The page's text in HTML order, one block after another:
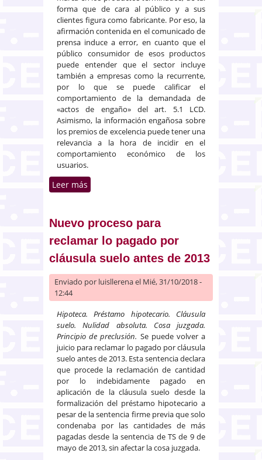
forma que de cara al público y a sus
clientes figura como fabricante. Por eso, la
afirmación contenida en el comunicado de
prensa induce a error, en cuanto que el
público consumidor de esos productos
puede entender que el sector incluye
también a empresas como la recurrente,
por lo que se puede calificar el
comportamiento de la demandada de
«actos de engaño» del art. 5.1 LCD.
Asimismo, la información engañosa sobre
los premios de excelencia puede tener una
relevancia a la hora de incidir en el
comportamiento económico de los
usuarios.
Leer más
induce a error e incide en el
comportamiento de los usuarios
Nuevo proceso para
reclamar lo pagado por
cláusula suelo antes de 2013
Enviado por luisllerenael Mié, 31/10/2018 -
12:44
Hipoteca. Préstamo hipotecario. Cláusula
suelo. Nulidad absoluta. Cosa juzgada.
Principio de preclusión. Se puede volver a
juicio para reclamar lo pagado por cláusula
suelo antes de 2013. Esta sentencia declara
que procede la reclamación de cantidad
por lo indebidamente pagado en
aplicación de la cláusula suelo desde la
formalización del préstamo hipotecario a
pesar de la sentencia firme previa que solo
condenaba por las cantidades de más
pagadas desde la sentencia de TS de 9 de
mayo de 2013, sin afectar la cosa juzgada.